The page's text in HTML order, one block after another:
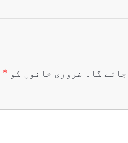
گا۔ ضروری خانوں کو *